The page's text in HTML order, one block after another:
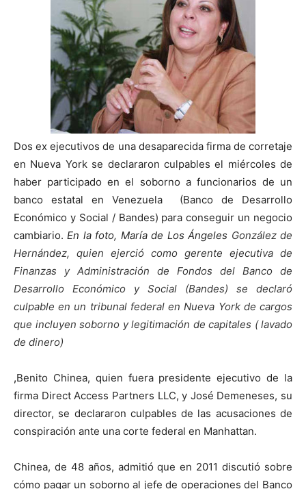
Dos ex ejecutivos de una desaparecida firma de corretaje
en Nueva York se declararon culpables el miércoles de
haber participado en el soborno a funcionarios de un
banco estatal en Venezuela (Banco de Desarrollo
Económico y Social / Bandes) para conseguir un negocio
cambiario.En la foto, María de Los Ángeles González de
Hernández, quien ejerció como gerente ejecutiva de
Finanzas y Administración de Fondos del Banco de
Desarrollo Económico y Social (Bandes) se declaró
culpable en un tribunal federal en Nueva York de cargos
que incluyen soborno y legitimación de capitales ( lavado
de dinero)
,Benito Chinea, quien fuera presidente ejecutivo de la
firma Direct Access Partners LLC, y José Demeneses, su
director, se declararon culpables de las acusaciones de
conspiración ante una corte federal en Manhattan.
Chinea, de 48 años, admitió que en 2011 discutió sobre
cómo pagar un soborno al jefe de operaciones del Banco